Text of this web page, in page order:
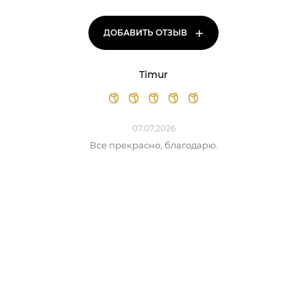
ДОБАВИТЬ ОТЗЫВ +
Timur
07.07.2026
Все прекрасно, благодарю.